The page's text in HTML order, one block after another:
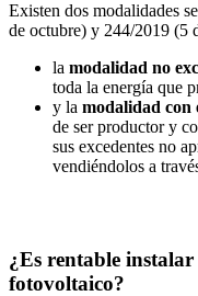
Existen dos modalidades
de octubre) y 244/2019 (5
la modalidad no
toda la energía que
y la modalidad con
de ser productor y
sus excedentes no
vendiéndolos a
¿Es rentable
fotovoltaico?